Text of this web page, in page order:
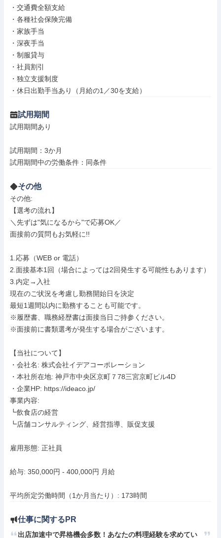
・交通費全額支給
・各種社会保険完備
・家族手当
・深夜手当
・制服貸与
・社員割引
・独立支援制度
・休日出勤手当あり（月給の1／30を支給）
試用期間
試用期間あり
試用期間：3か月
試用期間中の労働条件：同条件
その他
その他:
【選考の流れ】
＼先ずは"気になるから"で応募OK／
面接前の質問もお気軽に!!
1.応募（WEB or 電話）
2.面接基本1回（場合によっては2回発生する可能性もあります）
3.内定→入社
現在のご状況を考慮し勤務開始日を決定
最短1週間以内に勤務することも可能です。
※履歴書、職務経歴書は面接当日ご持参ください。
※面接前に書類選考が発生する場合がございます。
【当社について】
・会社名: 株式会社イデアコーポレーション
・本社所在地: 神戸市中央区京町７78三宮京町ビル4D
・企業HP: https://ideaco.jp/
事業内容:
┗飲食店の経営
┗店舗コンサルティング、経営指導、販促支援
雇用形態: 正社員
給与: 350,000円 - 400,000円 月給
平均所定労働時間（1か月当たり）: 173時間
仕事に関するPR
出店加速中で昇格機会多数！あなたの料理経験を求めてい